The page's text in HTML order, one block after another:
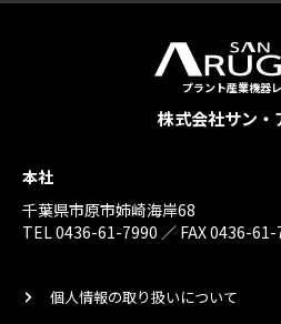
プラント産業機器
株式会社サン・
本社
千葉県市原市姉崎海岸68
TEL 0436-61-7990 ／ FAX 0436-61-
個人情報の取り扱いについて